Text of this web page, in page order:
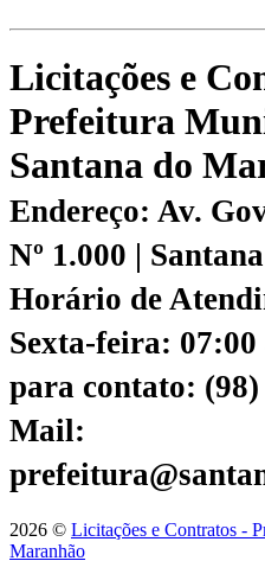
Licitações e
Prefeitura
Santana do
Endereço: Av.
Nº 1.000 |
Horário de
Sexta-feira: 07:00
para contato: (98)
Mail:
2026 © Licitações e Contratos -
Maranhão